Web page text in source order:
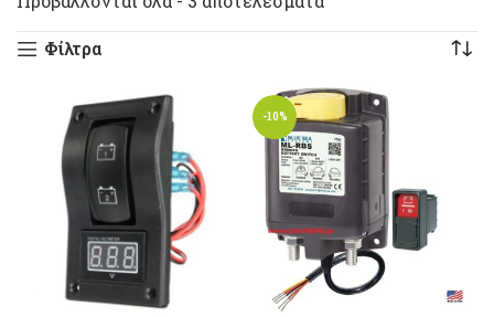
Φίλτρα
-10%